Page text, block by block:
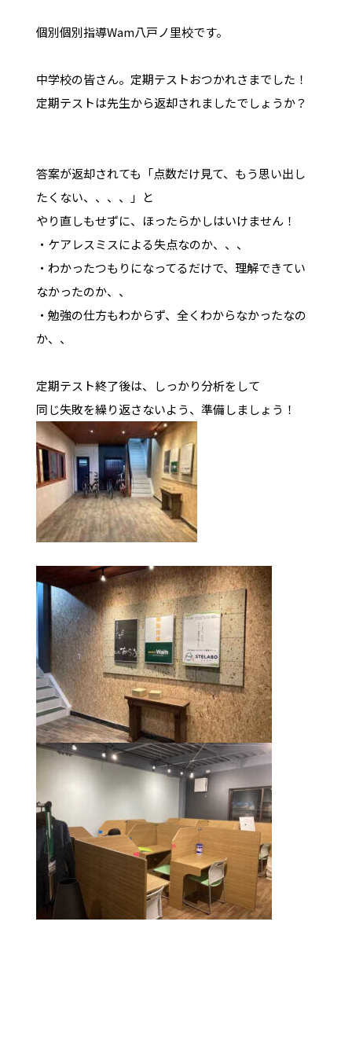
個別個別指導Wam八戸ノ里校です。
中学校の皆さん。定期テストおつかれさまでした！
定期テストは先生から返却されましたでしょうか？
答案が返却されても「点数だけ見て、もう思い出し
たくない、、、、」と
やり直しもせずに、ほったらかしはいけません！
・ケアレスミスによる失点なのか、、、
・わかったつもりになってるだけで、理解できてい
なかったのか、、
・勉強の仕方もわからず、全くわからなかったなの
か、、
定期テスト終了後は、しっかり分析をして
同じ失敗を繰り返さないよう、準備しましょう！